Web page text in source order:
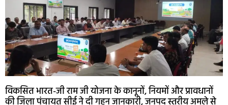
विकसित भारत-जी राम जी योजना के कानूनों, नियमों और प्रावधानों